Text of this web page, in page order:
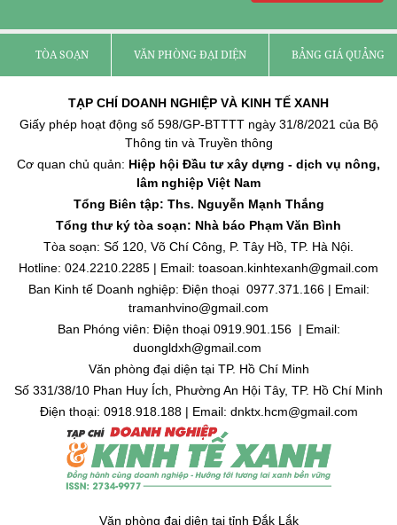
TÒA SOẠN VĂN PHÒNG ĐẠI DIỆN BẢNG GIÁ QUẢNG
TẠP CHÍ DOANH NGHIỆP VÀ KINH TẾ XANH
Giấy phép hoạt động số 598/GP-BTTTT ngày 31/8/2021 của Bộ
Thông tin và Truyền thông
Cơ quan chủ quản: Hiệp hội Đầu tư xây dựng - dịch vụ nông,
lâm nghiệp Việt Nam
Tổng Biên tập: Ths. Nguyễn Mạnh Thắng
Tổng thư ký tòa soạn: Nhà báo Phạm Văn Bình
Tòa soạn: Số 120, Võ Chí Công, P. Tây Hồ, TP. Hà Nội.
Hotline: 024.2210.2285 | Email: toasoan.kinhtexanh@gmail.com
Ban Kinh tế Doanh nghiệp: Điện thoại 0977.371.166 | Email:
tramanhvino@gmail.com
Ban Phóng viên: Điện thoại 0919.901.156 | Email:
duongldxh@gmail.com
Văn phòng đại diện tại TP. Hồ Chí Minh
Số 331/38/10 Phan Huy Ích, Phường An Hội Tây, TP. Hồ Chí Minh
Điện thoại: 0918.918.188 | Email: dnktx.hcm@gmail.com
Văn phòng đại diện tại tỉnh Đắk Lắk